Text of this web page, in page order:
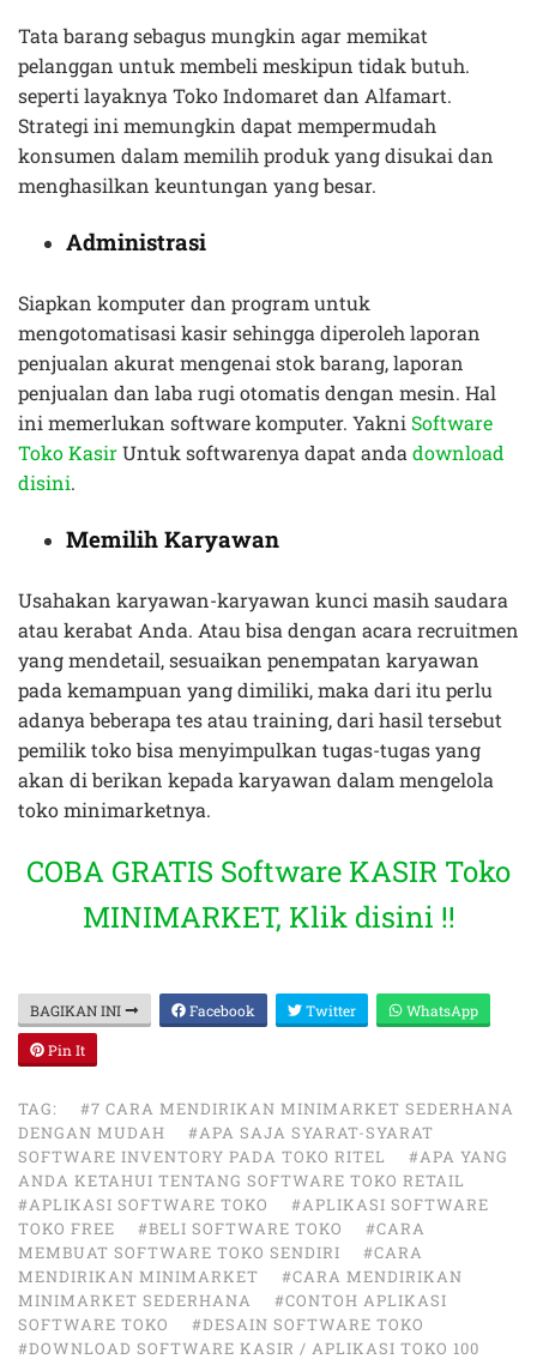
Tata barang sebagus mungkin agar memikat
pelanggan untuk membeli meskipun tidak butuh.
seperti layaknya Toko Indomaret dan Alfamart.
Strategi ini memungkin dapat mempermudah
konsumen dalam memilih produk yang disukai dan
menghasilkan keuntungan yang besar.
Administrasi
Siapkan komputer dan program untuk
mengotomatisasi kasir sehingga diperoleh laporan
penjualan akurat mengenai stok barang, laporan
penjualan dan laba rugi otomatis dengan mesin. Hal
ini memerlukan software komputer. Yakni Software
Toko KasirUntuk softwarenya dapat anda download
disini.
Memilih Karyawan
Usahakan karyawan-karyawan kunci masih saudara
atau kerabat Anda. Atau bisa dengan acara recruitmen
yang mendetail, sesuaikan penempatan karyawan
pada kemampuan yang dimiliki, maka dari itu perlu
adanya beberapa tes atau training, dari hasil tersebut
pemilik toko bisa menyimpulkan tugas-tugas yang
akan di berikan kepada karyawan dalam mengelola
toko minimarketnya.
COBA GRATIS Software KASIR Toko
MINIMARKET, Klik disini !!
BAGIKAN INI Facebook Twitter WhatsApp
Pin It
TAG:
#7 CARA MENDIRIKAN MINIMARKET SEDERHANA
DENGAN MUDAH
#APA SAJA SYARAT-SYARAT
SOFTWARE INVENTORY PADA TOKO RITEL
#APA YANG
ANDA KETAHUI TENTANG SOFTWARE TOKO RETAIL
#APLIKASI SOFTWARE TOKO
#APLIKASI SOFTWARE
TOKO FREE
#BELI SOFTWARE TOKO
#CARA
MEMBUAT SOFTWARE TOKO SENDIRI
#CARA
MENDIRIKAN MINIMARKET
#CARA MENDIRIKAN
MINIMARKET SEDERHANA
#CONTOH APLIKASI
SOFTWARE TOKO
#DESAIN SOFTWARE TOKO
#DOWNLOAD SOFTWARE KASIR / APLIKASI TOKO 100